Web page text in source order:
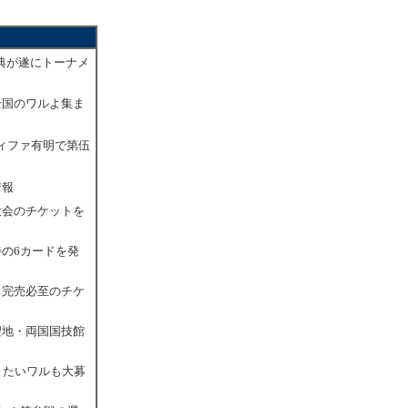
が遂にトーナメ
のワルよ集ま
ファ有明で第伍
のチケットを
6カードを発
売必至のチケ
・両国国技館
いワルも大募